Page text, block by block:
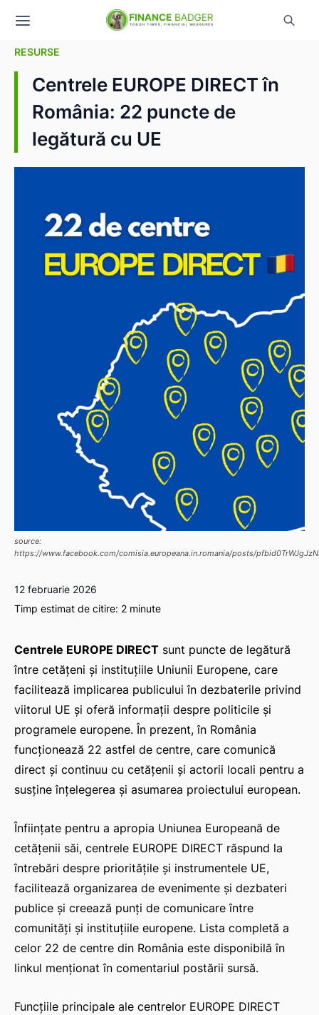
RESURSE
Centrele EUROPE DIRECT în
România: 22 puncte de
legătură cu UE
source:
https://www.facebook.com/comisia.europeana.in.romania/posts/
12 februarie 2026
Timp estimat de citire: 2 minute
Centrele EUROPE DIRECT sunt puncte de legătură
între cetățeni și instituțiile Uniunii Europene, care
facilitează implicarea publicului în dezbaterile privind
viitorul UE și oferă informații despre politicile și
programele europene. În prezent, în România
funcționează 22 astfel de centre, care comunică
direct și continuu cu cetățenii și actorii locali pentru a
susține înțelegerea și asumarea proiectului european.
Înființate pentru a apropia Uniunea Europeană de
cetățenii săi, centrele EUROPE DIRECT răspund la
întrebări despre prioritățile și instrumentele UE,
facilitează organizarea de evenimente și dezbateri
publice și creează punți de comunicare între
comunități și instituțiile europene. Lista completă a
celor 22 de centre din România este disponibilă în
linkul menționat în comentariul postării sursă.
Funcțiile principale ale centrelor EUROPE DIRECT